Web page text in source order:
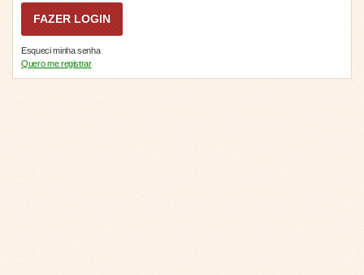
Esqueci minha senha
Quero me registrar